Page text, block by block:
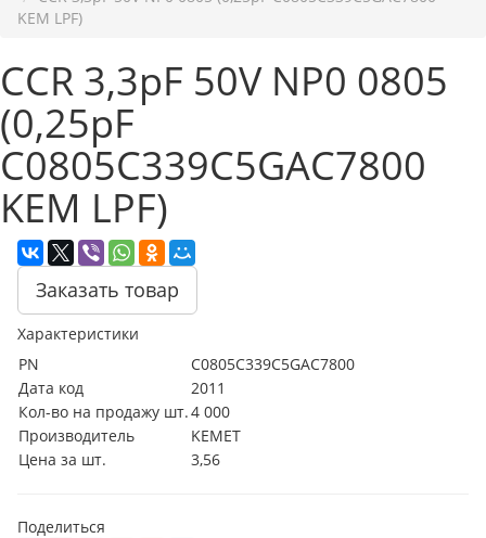
KEM LPF)
CCR 3,3pF 50V NP0 0805
(0,25pF
C0805C339C5GAC7800
KEM LPF)
Заказать товар
Характеристики
PN
C0805C339C5GAC7800
Дата код
2011
Кол-во на продажу шт.4 000
Производитель
KEMET
Цена за шт.
3,56
Поделиться